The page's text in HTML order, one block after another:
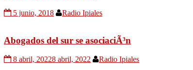
5 junio, 2018 Radio Ipiales
Abogados del sur se asociaciÃ³n
8 abril, 20228 abril, 2022 Radio Ipiales